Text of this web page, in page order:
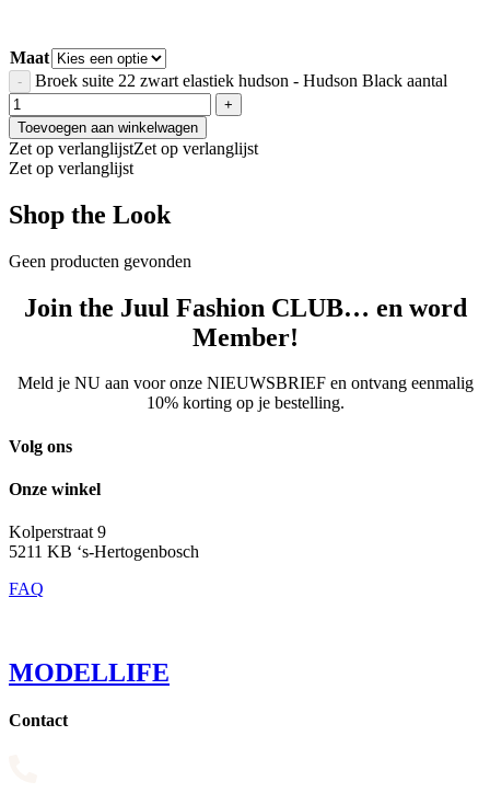
Maat
Broek suite 22 zwart elastiek hudson - Hudson Black aantal
Toevoegen aan winkelwagen
Zet op verlanglijstZet op verlanglijst
Zet op verlanglijst
Shop the Look
Geen producten gevonden
Join the Juul Fashion CLUB… en word
Member!
Meld je NU aan voor onze NIEUWSBRIEF en ontvang eenmalig
10% korting op je bestelling.
Volg ons
Onze winkel
Kolperstraat 9
5211 KB ‘s-Hertogenbosch
FAQ
MODELLIFE
Contact